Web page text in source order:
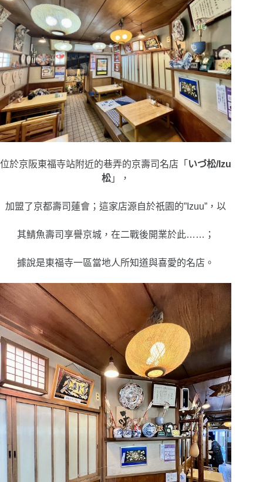
位於京阪東福寺站附近的巷弄的京壽司名店「 いづ松/Izu
松 」，
加盟了京都壽司蓮會；這家店源自於祇園的”Izuu”，以
其鯖魚壽司享譽京城，在二戰後開業於此……；
據說是東福寺一區當地人所知道與喜愛的名店。